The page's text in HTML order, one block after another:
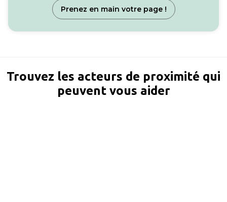
Prenez en main votre page !
Trouvez les acteurs de proximité qui
peuvent vous aider